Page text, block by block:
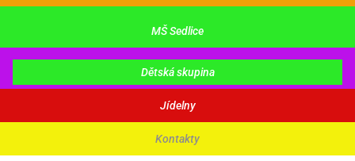
MŠ Sedlice
Dětská skupina
Jídelny
Kontakty